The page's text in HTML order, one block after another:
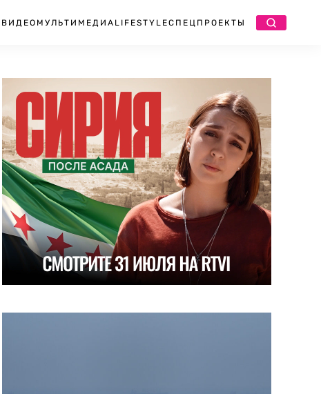
ВИДЕО МУЛЬТИМЕДИА LIFESTYLEСПЕЦПРОЕКТЫ